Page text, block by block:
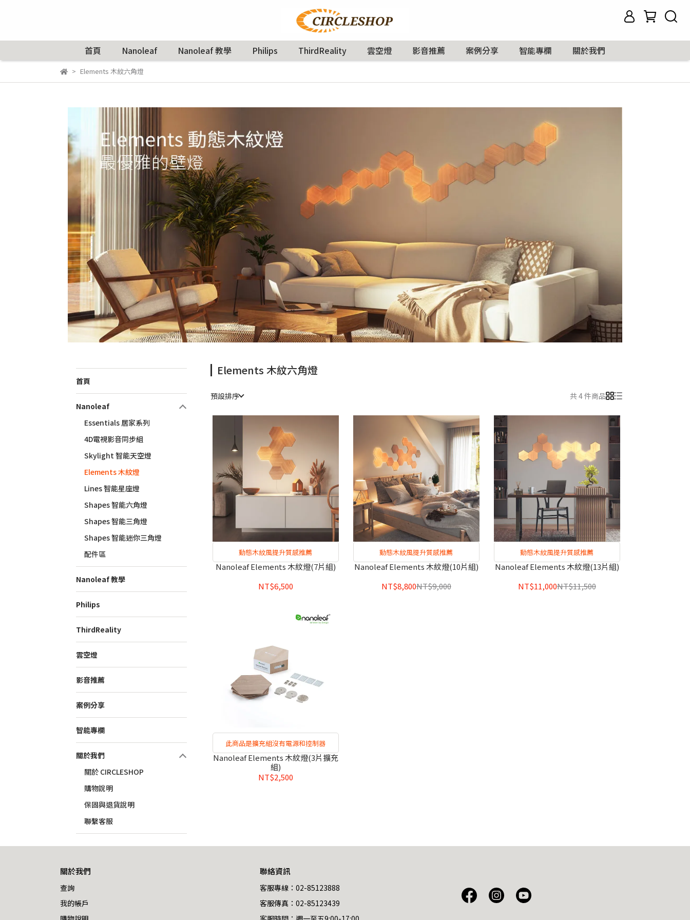
首頁 Nanoleaf Nanoleaf 教學 Philips ThirdReality 雲空燈 影音推薦 案例分享 智能專欄 關於我們
Elements 木紋六角燈
首頁
Nanoleaf
Essentials 居家系列
4D電視影音同步組
Skylight 智能天空燈
Elements 木紋燈
Lines 智能星座燈
Shapes 智能六角燈
Shapes 智能三角燈
Shapes 智能迷你三角燈
配件區
Nanoleaf 教學
Philips
ThirdReality
雲空燈
影音推薦
案例分享
智能專欄
關於我們
關於 CIRCLESHOP
購物說明
保固與退貨說明
聯繫客服
Elements 木紋六角燈
預設排序 共 4 件商品
動態木紋風提升質感推薦
Nanoleaf Elements 木紋燈(7片組)
NT$6,500
動態木紋風提升質感推薦
Nanoleaf Elements 木紋燈(10片組)
NT$8,800NT$9,000
動態木紋風提升質感推薦
Nanoleaf Elements 木紋燈(13片組)
NT$11,000NT$11,500
此商品是擴充組沒有電源和控制器
Nanoleaf Elements 木紋燈(3片擴充
組)
NT$2,500
關於我們
查詢
我的帳戶
聯絡資訊
客服專線：02-85123888
客服傳真：02-85123439